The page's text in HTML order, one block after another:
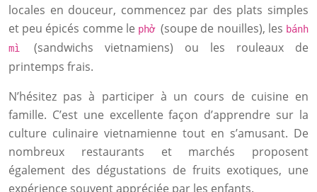
locales en douceur, commencez par des plats simples
et peu épicés comme le phở(soupe de nouilles), les bánh
mì (sandwichs vietnamiens) ou les rouleaux de
printemps frais.
N’hésitez pas à participer à un cours de cuisine en
famille. C’est une excellente façon d’apprendre sur la
culture culinaire vietnamienne tout en s’amusant. De
nombreux restaurants et marchés proposent
également des dégustations de fruits exotiques, une
expérience souvent appréciée par les enfants.